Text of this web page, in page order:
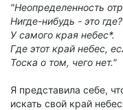
"Неопределенность
Нигде-нибудь - это где?
У самого края небес*.
Где этот край небес,
Тоска о том, чего нет."
Я представила себе,
искать свой край